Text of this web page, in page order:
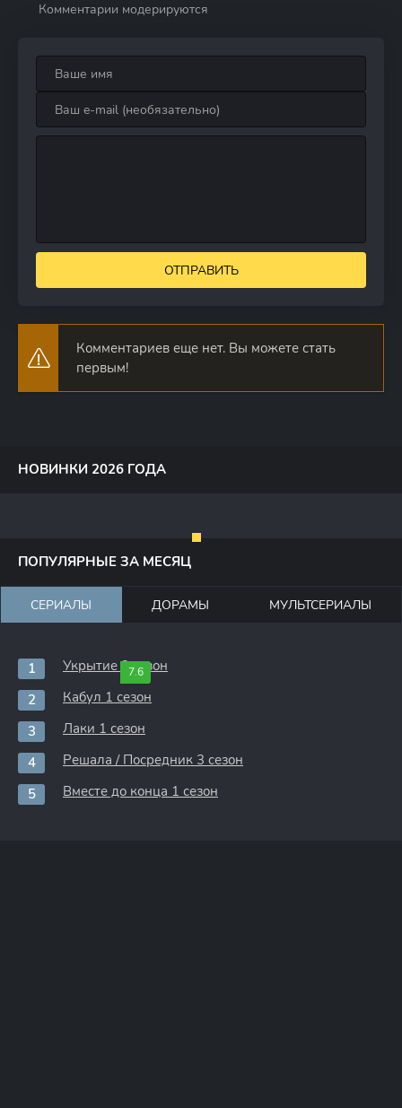
Комментарии модерируются
ОТПРАВИТЬ
Комментариев еще нет. Вы можете стать
первым!
НОВИНКИ 2026 ГОДА
ПОПУЛЯРНЫЕ ЗА МЕСЯЦ
СЕРИАЛЫ ДОРАМЫ МУЛЬТСЕРИАЛЫ
7.6
Укрытие 3 сезон
Кабул 1 сезон
Лаки 1 сезон
Решала / Посредник 3 сезон
Вместе до конца 1 сезон